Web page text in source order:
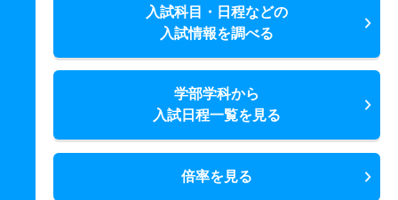
入試科目・日程などの
入試情報を調べる
学部学科から
入試日程一覧を見る
倍率を見る